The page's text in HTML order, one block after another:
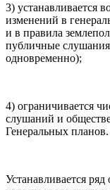
3) устанавливается
изменений в
и в правила
публичные
одновременно);
4) ограничивается
слушаний и
Генеральных планов.
Устанавливается